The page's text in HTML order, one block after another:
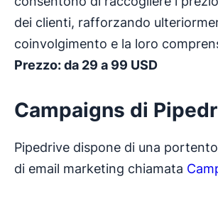
dei clienti, rafforzando
coinvolgimento e la loro
Prezzo: da 29 a 99 USD
Campaigns di
Pipedrive dispone di una
di email marketing chiamata